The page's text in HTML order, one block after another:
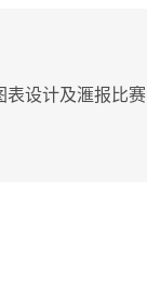
表设计及滙报比赛